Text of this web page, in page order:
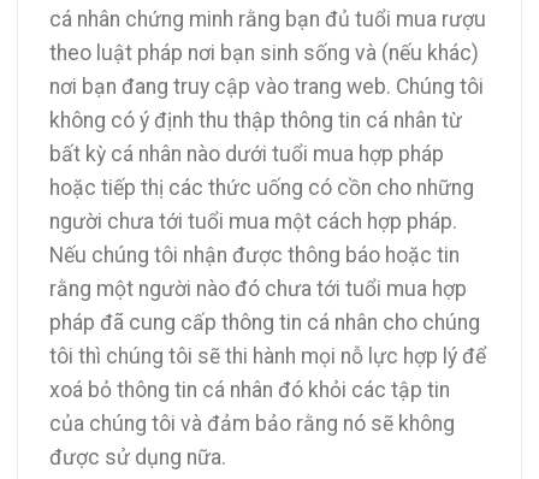
cá nhân chứng minh rằng bạn đủ tuổi mua rượu
theo luật pháp nơi bạn sinh sống và (nếu khác)
nơi bạn đang truy cập vào trang web. Chúng tôi
không có ý định thu thập thông tin cá nhân từ
bất kỳ cá nhân nào dưới tuổi mua hợp pháp
hoặc tiếp thị các thức uống có cồn cho những
người chưa tới tuổi mua một cách hợp pháp.
Nếu chúng tôi nhận được thông báo hoặc tin
rằng một người nào đó chưa tới tuổi mua hợp
pháp đã cung cấp thông tin cá nhân cho chúng
tôi thì chúng tôi sẽ thi hành mọi nỗ lực hợp lý để
xoá bỏ thông tin cá nhân đó khỏi các tập tin
của chúng tôi và đảm bảo rằng nó sẽ không
được sử dụng nữa.